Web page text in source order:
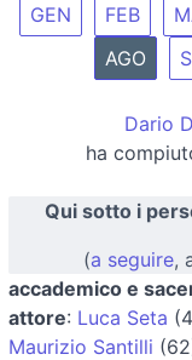
GEN FEB
AGO
Dario
ha
Qui sotto i
(a seguire,
accademico e
attore: Luca Seta
Maurizio Santilli